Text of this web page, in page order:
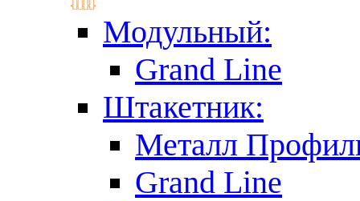
Модульный:
Grand Line
Штакетник:
Металл
Grand Line